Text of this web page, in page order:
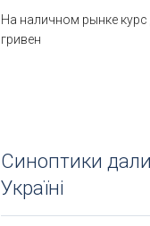
На наличном рынке
гривен
Синоптики дали
Україні